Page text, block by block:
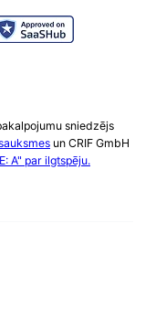
sniedzējs
un CRIF GmbH
A" par ilgtspēju.